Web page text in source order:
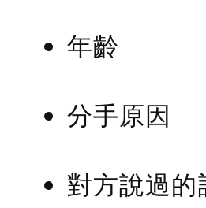
年齡
分手原因
對方說過的